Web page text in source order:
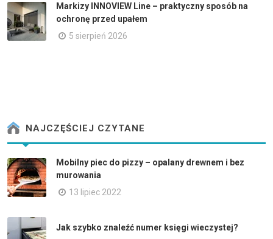
Markizy INNOVIEW Line – praktyczny sposób na
ochronę przed upałem
5 sierpień 2026
NAJCZĘŚCIEJ CZYTANE
Mobilny piec do pizzy – opalany drewnem i bez
murowania
13 lipiec 2022
Jak szybko znaleźć numer księgi wieczystej?